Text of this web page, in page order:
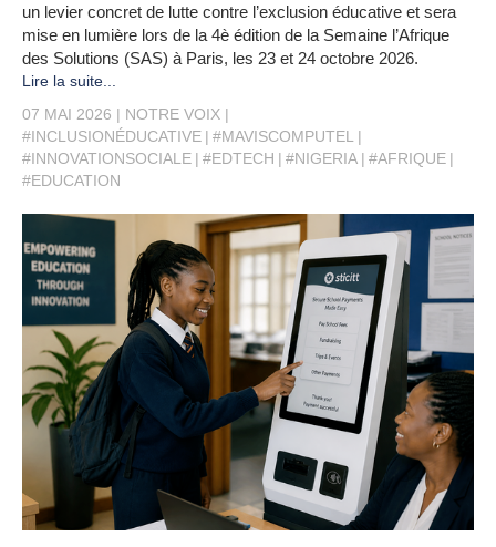
un levier concret de lutte contre l’exclusion éducative et sera
mise en lumière lors de la 4è édition de la Semaine l’Afrique
des Solutions (SAS) à Paris, les 23 et 24 octobre 2026.
Lire la suite...
07 MAI 2026
NOTRE VOIX
#INCLUSIONÉDUCATIVE
#MAVISCOMPUTEL
#INNOVATIONSOCIALE
#EDTECH #NIGERIA
#AFRIQUE
#EDUCATION